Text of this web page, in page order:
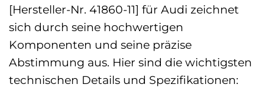
[Hersteller-Nr. 41860-11] für Audi zeichnet
sich durch seine hochwertigen
Komponenten und seine präzise
Abstimmung aus. Hier sind die wichtigsten
technischen Details und Spezifikationen: